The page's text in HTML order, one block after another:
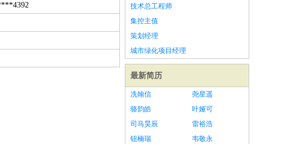
技术总工程师
集控主值
策划经理
城市绿化项目经理
最新简历
冼翰信
尧星遥
骆韵皓
叶娅可
司马昊辰
雷裕浩
钮楠瑞
韦敬永